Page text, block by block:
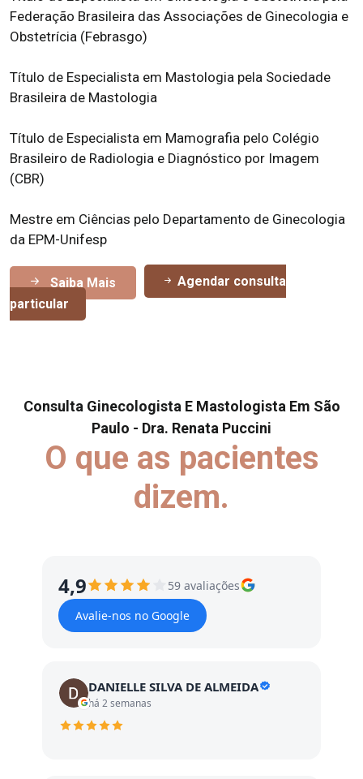
Federação Brasileira das Associações de Ginecologia e
Obstetrícia (Febrasgo)
Título de Especialista em Mastologia pela Sociedade
Brasileira de Mastologia
Título de Especialista em Mamografia pelo Colégio
Brasileiro de Radiologia e Diagnóstico por Imagem
(CBR)
Mestre em Ciências pelo Departamento de Ginecologia
da EPM-Unifesp
Saiba Mais
Agendar consulta
particular
Consulta Ginecologista E Mastologista Em São
Paulo - Dra. Renata Puccini
O que as pacientes
dizem.
4,9
59 avaliações
Avalie-nos no Google
DANIELLE SILVA DE ALMEIDA
há 2 semanas